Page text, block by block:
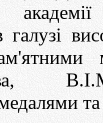
галузі